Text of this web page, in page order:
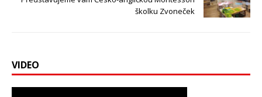
školku Zvoneček
VIDEO